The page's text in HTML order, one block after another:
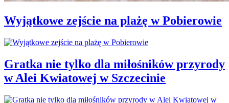
Wyjątkowe zejście na plażę w Pobierowie
Gratka nie tylko dla miłośników przyrody
w Alei Kwiatowej w Szczecinie